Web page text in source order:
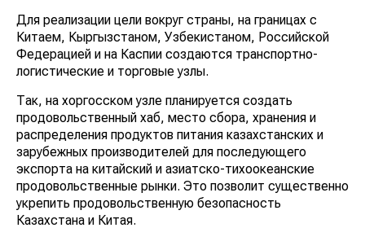
Для реализации цели вокруг страны, на границах с
Китаем, Кыргызстаном, Узбекистаном, Российской
Федерацией и на Каспии создаются транспортно-
логистические и торговые узлы.
Так, на хоргосском узле планируется создать
продовольственный хаб, место сбора, хранения и
распределения продуктов питания казахстанских и
зарубежных производителей для последующего
экспорта на китайский и азиатско-тихоокеанские
продовольственные рынки. Это позволит существенно
укрепить продовольственную безопасность
Казахстана и Китая.